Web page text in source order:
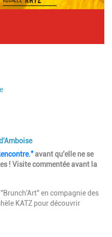
avant qu'elle ne se
! Visite commentée avant la
"Brunch'Art" en compagnie des
KATZ pour découvrir